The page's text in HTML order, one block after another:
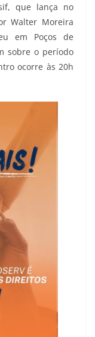
que lança no
Walter Moreira
em Poços de
sobre o período
ocorre às 20h